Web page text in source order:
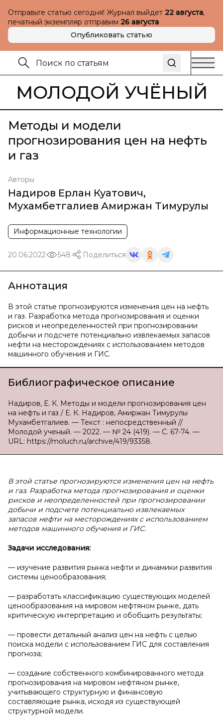
Отправьте статью сегодня! Журнал выйдет 22 августа,
печатный экземпляр отправим 26 августа
Опубликовать статью
МОЛОДОЙ УЧЁНЫЙ
Методы и модели
прогнозирования цен на нефть
и газ
Авторы
Надиров Ерлан Куатович,
Мухамбетгалиев Амиржан Тимурулы
Информационные технологии
20.06.2022 548 Поделиться
Аннотация
В этой статье прогнозируются изменения цен на нефть
и газ. Разработка метода прогнозирования и оценки
рисков и неопределенностей при прогнозировании
добычи и подсчете потенциально извлекаемых запасов
нефти на месторождениях с использованием методов
машинного обучения и ГИС.
Библиографическое описание
Надиров, Е. К. Методы и модели прогнозирования цен
на нефть и газ / Е. К. Надиров, Амиржан Тимурулы
Мухамбетгалиев. — Текст : непосредственный //
Молодой ученый. — 2022. — № 24 (419). — С. 67-74. —
URL: https://moluch.ru/archive/419/93358.
В этой статье прогнозируются изменения цен на нефть
и газ. Разработка метода прогнозирования и оценки
рисков и неопределенностей при прогнозировании
добычи и подсчете потенциально извлекаемых
запасов нефти на месторождениях с использованием
методов машинного обучения и ГИС.
Задачи исследования:
— изучение развития рынка нефти и динамики развития
системы ценообразования;
— разработать классификацию существующих моделей
ценообразования на мировом нефтяном рынке, дать
критическую интерпретацию и обобщить результаты;
— провести детальный анализ цен на нефть с целью
поиска модели с использованием ГИС для составления
прогноза;
— создание собственного комбинированного метода
прогнозирования на мировом нефтяном рынке,
учитывающего структурную и финансовую
составляющие рынка, исходя из существующей
структурной модели.